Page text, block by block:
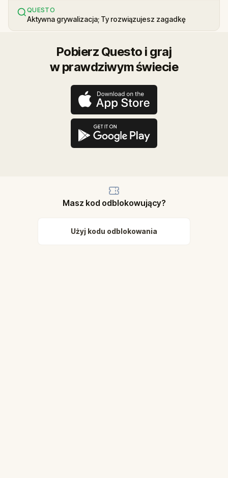
QUESTO
Aktywna grywalizacja; Ty rozwiązujesz zagadkę
Pobierz Questo i graj
w prawdziwym świecie
Masz kod odblokowujący?
Użyj kodu odblokowania